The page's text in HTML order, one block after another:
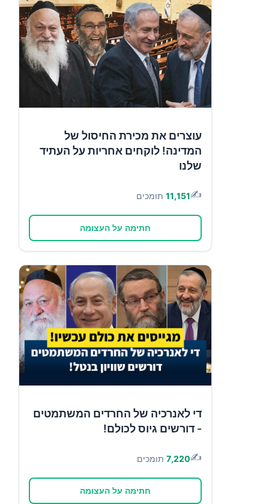
עוצרים את מכירת החיסול של
המדינה! לוקחים אחריות על העתיד
שלנו
✍️
11,151 תומכים
חתימה על העצומה
די לאנרכיה של החרדים המשתמטים
- דורשים גיוס לכולם!
✍️
7,220 תומכים
חתימה על העצומה